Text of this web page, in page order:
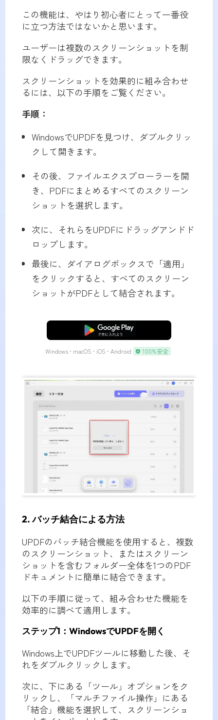
この機能は、やはり初心者にとって一番役
に立つ方法ではないかと思います。
ユーザーは複数のスクリーンショットを制
限なくドラッグできます。
スクリーンショットを効果的に組み合わせ
るには、以下の手順をご覧ください。
手順：
WindowsでUPDFを見つけ、ダブルクリッ
クして開きます。
その後、ファイルエクスプローラーを開
き、PDFにまとめるすべてのスクリーン
ショットを選択します。
次に、それらをUPDFにドラッグアンドド
ロップします。
最後に、ダイアログボックスで「適用」
をクリックすると、すべてのスクリーン
ショットがPDFとして結合されます。
無料ダウンロード
Windows • macOS • iOS • Android 100%安全
2. バッチ結合による方法
UPDFのバッチ結合機能を使用すると、複数
のスクリーンショット、またはスクリーン
ショットを含むフォルダー全体を1つのPDF
ドキュメントに簡単に結合できます。
以下の手順に従って、組み合わせた機能を
効率的に調べて適用します。
ステップ1：WindowsでUPDFを開く
Windows上でUPDFツールに移動した後、そ
れをダブルクリックします。
次に、下にある「ツール」オプションをク
リックし、「マルチファイル操作」にある
「結合」機能を選択して、スクリーンショ